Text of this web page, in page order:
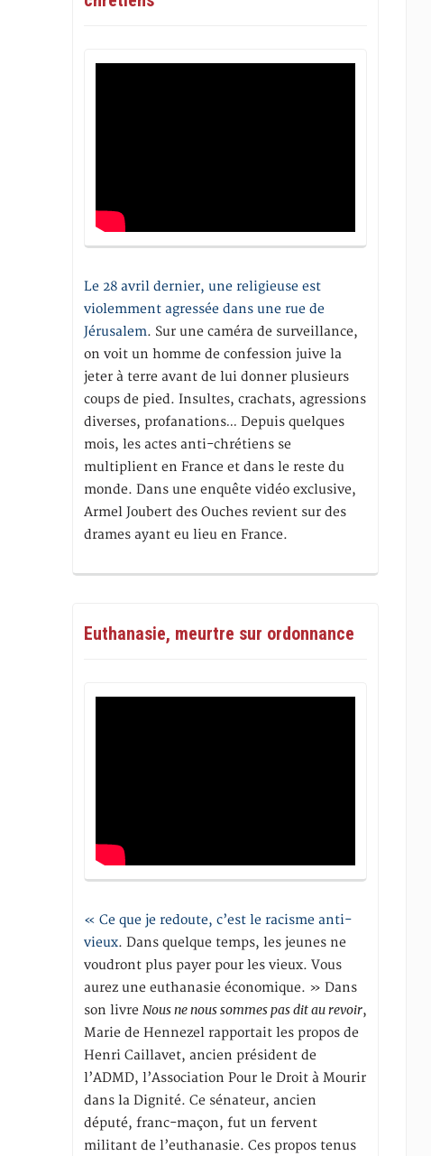
Le 28 avril dernier, une religieuse est
violemment agressée dans une rue de
Jérusalem. Sur une caméra de surveillance,
on voit un homme de confession juive la
jeter à terre avant de lui donner plusieurs
coups de pied. Insultes, crachats, agressions
diverses, profanations… Depuis quelques
mois, les actes anti-chrétiens se
multiplient en France et dans le reste du
monde. Dans une enquête vidéo exclusive,
Armel Joubert des Ouches revient sur des
drames ayant eu lieu en France.
Euthanasie, meurtre sur ordonnance
« Ce que je redoute, c’est le racisme anti-
vieux. Dans quelque temps, les jeunes ne
voudront plus payer pour les vieux. Vous
aurez une euthanasie économique. » Dans
son livreNous ne nous sommes pas dit au revoir,
Marie de Hennezel rapportait les propos de
Henri Caillavet, ancien président de
l’ADMD, l’Association Pour le Droit à Mourir
dans la Dignité. Ce sénateur, ancien
député, franc-maçon, fut un fervent
militant de l’euthanasie. Ces propos tenus